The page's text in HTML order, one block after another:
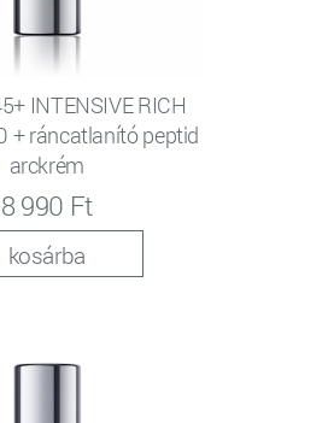
INTENSIVE RICH
+ ráncatlanító peptid
arckrém
8 990 Ft
kosárba